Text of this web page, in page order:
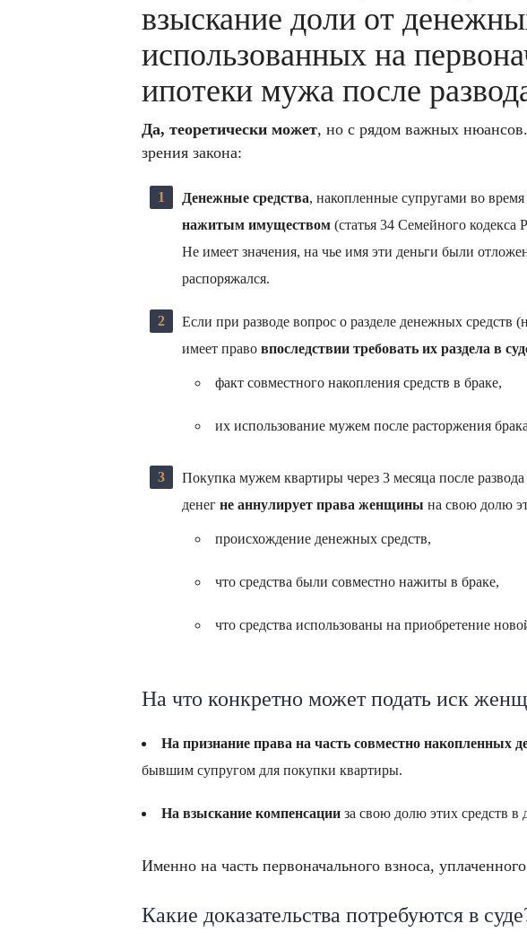
взыскание доли от
использованных на
ипотеки мужа после
Да, теоретически может, но с рядом важных нюансов.
зрения закона:
Денежные средства, накопленные супругами во время
нажитым имуществом(статья 34 Семейного кодекса
Не имеет значения, на чье имя эти деньги были
распоряжался.
Если при разводе вопрос о разделе денежных средств
имеет право впоследствии требовать их раздела в
факт совместного накопления средств в браке,
их использование мужем после расторжения брака
Покупка мужем квартиры через 3 месяца после
денег не аннулирует права женщины на свою долю
происхождение денежных средств,
что средства были совместно нажиты в браке,
что средства использованы на приобретение
На что конкретно может подать иск
На признание права на часть совместно накопленных
бывшим супругом для покупки квартиры.
На взыскание компенсации за свою долю этих средств в
Именно на часть первоначального взноса,
Какие доказательства потребуются в